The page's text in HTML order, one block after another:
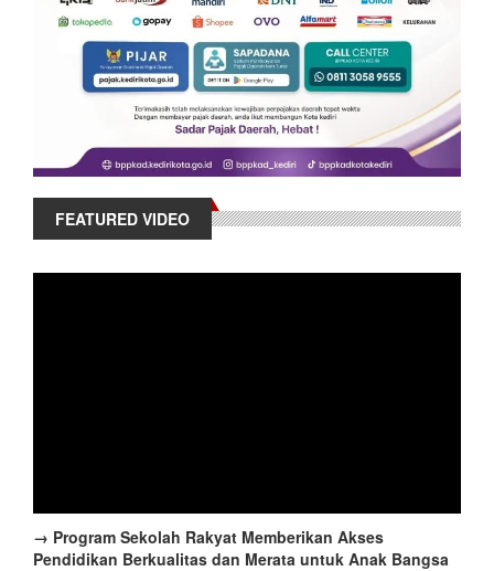
FEATURED VIDEO
→ Program Sekolah Rakyat Memberikan Akses
Pendidikan Berkualitas dan Merata untuk Anak Bangsa